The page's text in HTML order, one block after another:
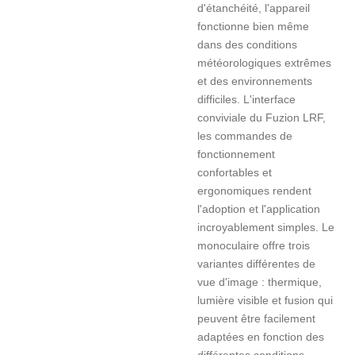
d'étanchéité, l'appareil
fonctionne bien même
dans des conditions
météorologiques extrêmes
et des environnements
difficiles. L'interface
conviviale du Fuzion LRF,
les commandes de
fonctionnement
confortables et
ergonomiques rendent
l'adoption et l'application
incroyablement simples. Le
monoculaire offre trois
variantes différentes de
vue d'image : thermique,
lumière visible et fusion qui
peuvent être facilement
adaptées en fonction des